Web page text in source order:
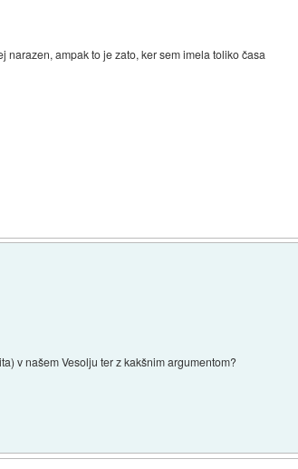
narazen, ampak to je zato, ker sem imela toliko časa
v našem Vesolju ter z kakšnim argumentom?